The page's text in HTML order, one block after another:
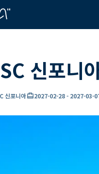
신포니
신포니아card_travel2027-02-28- 2027-03-